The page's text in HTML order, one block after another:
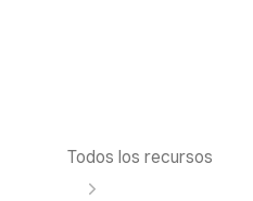
Todos los recursos